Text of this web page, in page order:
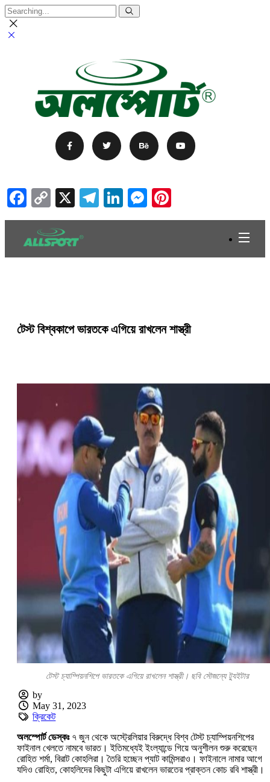
Facebook
Copy
Link
X Telegram
LinkedIn
Messenger
টেস্ট বিশ্বকাপে ভারতকে এগিয়ে রাখলেন শাস্ত্রী
টেস্ট চ্যাম্পিয়নশিপে ভারতকে এগিয়ে রাখলেন শাস্ত্রী। ছবি সৌজন্যে ট্যুইটার
by
May 31, 2023
ক্রিকেট
অলস্পোর্ট ডেস্কঃ ৭ জুন থেকে অস্ট্রেলিয়ার বিরুদ্ধে বিশ্ব টেস্ট চ্যাম্পিয়নশিপের
ফাইনাল খেলতে নামবে ভারত। ইতিমধ্যেই ইংল্যান্ডে গিয়ে অনুশীলন শুরু করেছেন
রোহিত শর্মা, বিরাট কোহলিরা। তৈরি হচ্ছেন প্যাট কামিন্সরাও। ফাইনালে নামার আগে
যদিও রোহিত, কোহলিদের কিছুটা এগিয়ে রাখলেন ভারতের প্রাক্তন কোচ রবি শাস্ত্রী।